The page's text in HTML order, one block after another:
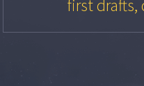
first drafts,